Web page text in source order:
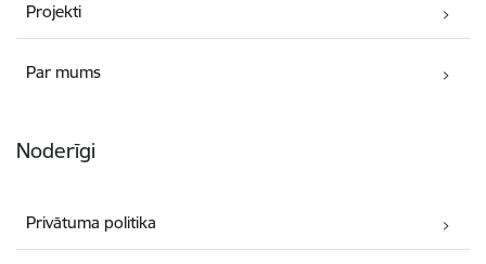
Projekti
Par mums
Noderīgi
Privātuma politika